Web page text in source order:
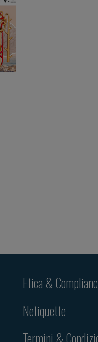
Etica &
Netiquette
Termini &